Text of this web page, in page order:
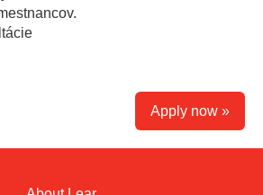
Apply now »